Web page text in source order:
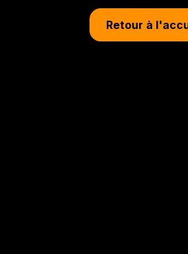
Retour à